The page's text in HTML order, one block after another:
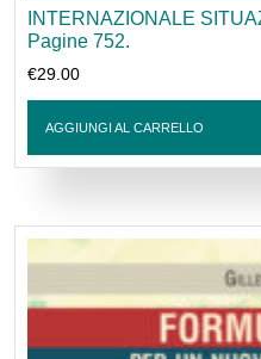
INTERNAZIONALE
Pagine 752.
€29.00
AGGIUNGI AL CARRELLO